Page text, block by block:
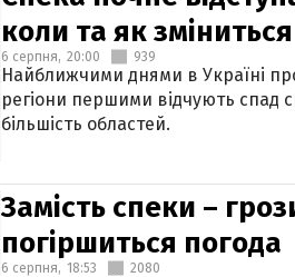
коли та як
6 серпня, 20:00 939
Найближчими днями в Україні
регіони першими відчують спад
більшість областей.
Замість спеки –
погіршиться погода
6 серпня, 18:53 2080